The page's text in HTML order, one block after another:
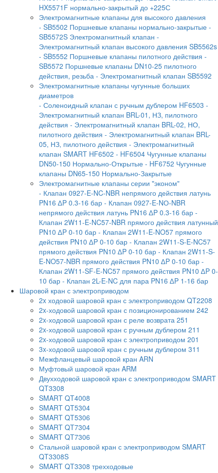
HX5571F нормально-закрытый до +225С
Электромагнитные клапаны для высокого давления
- SB5502 Поршневые клапаны нормально-закрытые -
SB5572S Электромагнитный клапан -
Электромагнитный клапан высокого давления SB5562s
- SB5552 Поршневые клапаны пилотного действия -
SB5572 Поршневые клапаны DN10-25 пилотного
действия, резьба - Электромагнитный клапан SB5592
Электромагнитные клапаны чугунные больших
диаметров
- Соленоидный клапан с ручным дублером HF6503 -
Электромагнитный клапан BRL-01, НЗ, пилотного
действия - Электромагнитный клапан BRL-02, НО,
пилотного действия - Электромагнитный клапан BRL-
05, НЗ, пилотного действия - Электромагнитный
клапан SMART HF6502 - HF6504 Чугунные клапаны
DN50-150 Нормально-Открытые - HF6752 Чугунные
клапаны DN65-150 Нормально-Закрытые
Электромагнитные клапаны серии "эконом"
- Клапан 0927-E-NC-NBR непрямого действия латунь
PN16 ∆P 0.3-16 бар - Клапан 0927-E-NО-NBR
непрямого действия латунь PN16 ∆P 0.3-16 бар -
Клапан 2W11-E-NC57-NBR прямого действия латунный
PN10 ∆P 0-10 бар - Клапан 2W11-E-NO57 прямого
действия PN10 ∆P 0-10 бар - Клапан 2W11-S-E-NC57
прямого действия PN10 ∆P 0-10 бар - Клапан 2W11-S-
E-NO57-NBR прямого действия PN10 ∆P 0-10 бар -
Клапан 2W11-SF-E-NC57 прямого действия PN10 ∆P 0-
10 бар - Клапан 2L-E-NC для пара PN16 ∆P 1-16 бар
Шаровой кран с электроприводом
2x ходовой шаровой кран с электроприводом QT2208
2x-ходовой шаровой кран с позиционированием 242
2x-ходовой шаровой кран с реле возврата 251
2x-ходовой шаровой кран с ручным дублером 211
2x-ходовой шаровой кран с электроприводом 201
3x-ходовой шаровой кран с ручным дублером 311
Межфланцевый шаровой кран ARN
Муфтовый шаровой кран ARM
Двухходовой шаровой кран с электроприводом SMART
QT3308
SMART QT4008
SMART QT5304
SMART QT5306
SMART QT7304
SMART QT7306
Стальной шаровой кран с электроприводом SMART
QT3308S
SMART QT3308 трехходовые